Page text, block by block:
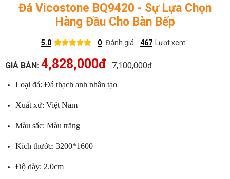
Đá Vicostone BQ9420 - Sự Lựa Chọn
Hàng Đầu Cho Bàn Bếp
5.0 0 Đánh giá 467 Lượt xem
GIÁ BÁN: 4,828,000đ 7,100,000đ
Loại đá: Đá thạch anh nhân tạo
Xuất xứ: Việt Nam
Màu sắc: Màu trắng
Kích thước: 3200*1600
Độ dày: 2.0cm